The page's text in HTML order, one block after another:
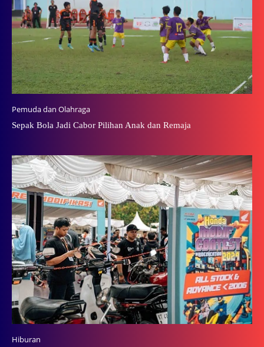
Pemuda dan Olahraga
Sepak Bola Jadi Cabor Pilihan Anak dan Remaja
Hiburan